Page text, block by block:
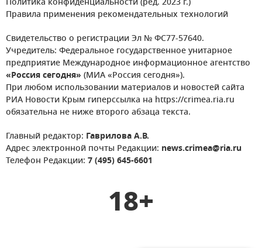
Правила применения рекомендательных технологий
Свидетельство о регистрации Эл № ФС77-57640.
Учредитель: Федеральное государственное унитарное
предприятие Международное информационное агентство
«Россия сегодня» (МИА «Россия сегодня»).
При любом использовании материалов и новостей сайта
РИА Новости Крым гиперссылка на https://crimea.ria.ru
обязательна не ниже второго абзаца текста.
Главный редактор: Гаврилова А.В.
Адрес электронной почты Редакции: news.crimea@ria.ru
Телефон Редакции: 7 (495) 645-6601
18+